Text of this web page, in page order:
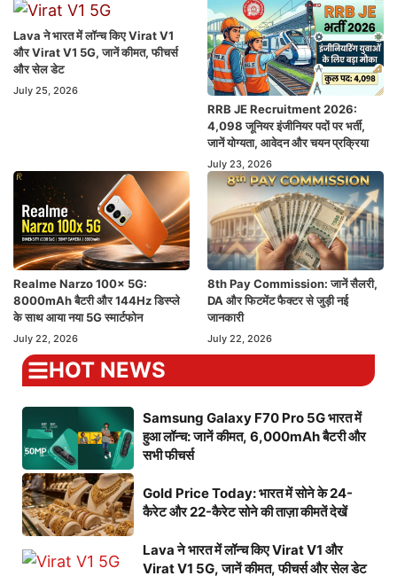
Lava ने भारत में लॉन्च किए Virat V1
और Virat V1 5G, जानें कीमत, फीचर्स
और सेल डेट
July 25, 2026
RRB JE Recruitment 2026:
4,098 जूनियर इंजीनियर पदों पर भर्ती,
जानें योग्यता, आवेदन और चयन प्रक्रिया
July 23, 2026
Realme Narzo 100x 5G:
8000mAh बैटरी और 144Hz डिस्प्ले
के साथ आया नया 5G स्मार्टफोन
July 22, 2026
8th Pay Commission: जानें सैलरी,
DA और फिटमेंट फैक्टर से जुड़ी नई
जानकारी
July 22, 2026
HOT NEWS
Samsung Galaxy F70 Pro 5G भारत में
हुआ लॉन्च: जानें कीमत, 6,000mAh बैटरी और
सभी फीचर्स
Gold Price Today: भारत में सोने के 24-
कैरेट और 22-कैरेट सोने की ताज़ा कीमतें देखें
Lava ने भारत में लॉन्च किए Virat V1 और
Virat V1 5G, जानें कीमत, फीचर्स और सेल डेट